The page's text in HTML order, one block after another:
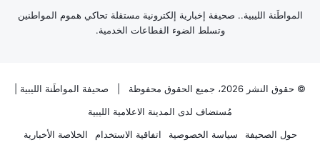
‏المواطَنة الليبية.. صحيفة إخبارية إلكترونية مستقلة تحاكي هموم المواطنين
وتسلط الضوء القطاعات الخدمية.
© حقوق النشر 2026، جميع الحقوق محفوظة | صحيفة المواطَنة الليبية
مُستضاف لدى المدينة الاعلامية الليبية
حول الصحيفة
سياسة الخصوصية اتفاقية الاستخدام الخلاصة الأخبارية